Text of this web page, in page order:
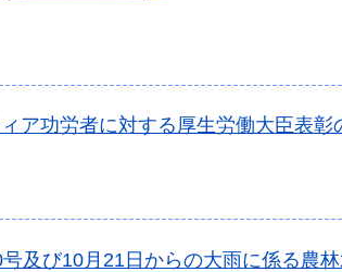
ア功労者に対する厚生労働大臣表彰
及び10月21日からの大雨に係る農